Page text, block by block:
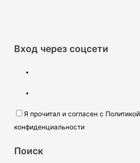
Вход через соцсети
Я прочитал и согласен с Политикой
конфиденциальности
Поиск